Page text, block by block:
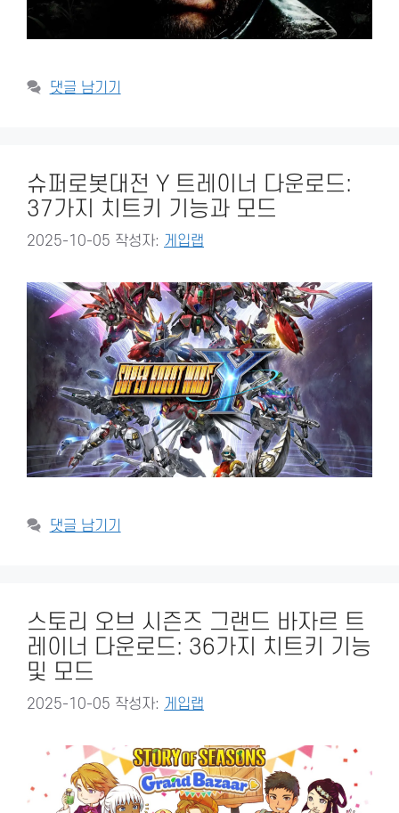
댓글 남기기
슈퍼로봇대전 Y 트레이너 다운로드:
37가지 치트키 기능과 모드
2025-10-05 작성자: 게입랩
댓글 남기기
스토리 오브 시즌즈 그랜드 바자르 트
레이너 다운로드: 36가지 치트키 기능
및 모드
2025-10-05 작성자: 게입랩